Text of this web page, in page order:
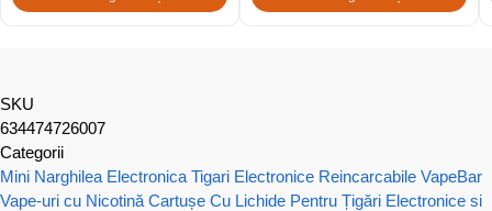
SKU
634474726007
Categorii
Mini Narghilea Electronica Tigari Electronice Reincarcabile VapeBar
Vape-uri cu Nicotină Cartușe Cu Lichide Pentru Țigări Electronice si